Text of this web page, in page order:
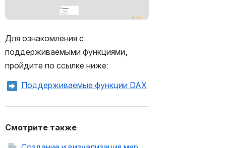
Для ознакомления с
поддерживаемыми функциями,
пройдите по ссылке ниже:
Поддерживаемые функции DAX
Смотрите также